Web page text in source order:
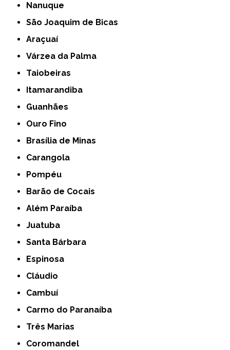
Nanuque
São Joaquim de Bicas
Araçuaí
Várzea da Palma
Taiobeiras
Itamarandiba
Guanhães
Ouro Fino
Brasília de Minas
Carangola
Pompéu
Barão de Cocais
Além Paraíba
Juatuba
Santa Bárbara
Espinosa
Cláudio
Cambuí
Carmo do Paranaíba
Três Marias
Coromandel